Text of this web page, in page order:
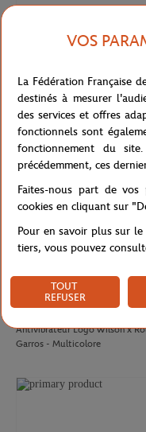
T-shirt Performance homme
x Roland-Garros - Vert
WILSON
Antivibrateur Logo Wilson x
Garros - Multicolore
VOS
La Fédération Française
destinés à mesurer
des services et offres
fonctionnels sont
fonctionnement du
précédemment, ces
Faites-nous part de vos
cookies en cliquant sur
Pour en savoir plus sur
tiers, vous pouvez
TOUT
REFUSER